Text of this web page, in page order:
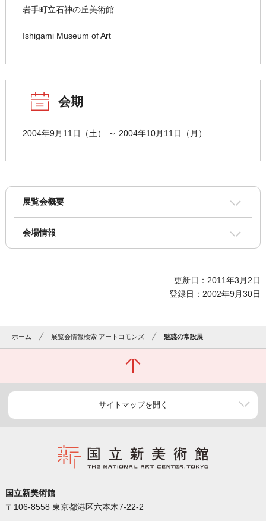
岩手町立石神の丘美術館
Ishigami Museum of Art
会期
2004年9月11日（土） ～ 2004年10月11日（月）
展覧会概要
会場情報
更新日：2011年3月2日
登録日：2002年9月30日
ホーム 展覧会情報検索 アートコモンズ 魅惑の常設展
サイトマップを開く
国立新美術館
〒106-8558 東京都港区六本木7-22-2